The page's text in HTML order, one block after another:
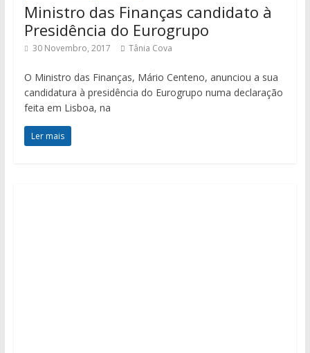
Ministro das Finanças candidato à
Presidência do Eurogrupo
30 Novembro, 2017 Tânia Cova
O Ministro das Finanças, Mário Centeno, anunciou a sua
candidatura à presidência do Eurogrupo numa declaração
feita em Lisboa, na
Ler mais